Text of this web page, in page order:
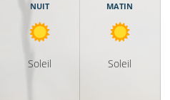
NUIT
Soleil
MATIN
Soleil